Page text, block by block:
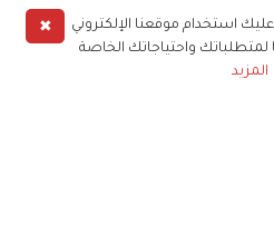
✖
استخدام موقعنا الإلكتروني
لمتطلباتك واحتياجاتك الخاصة
المزيد